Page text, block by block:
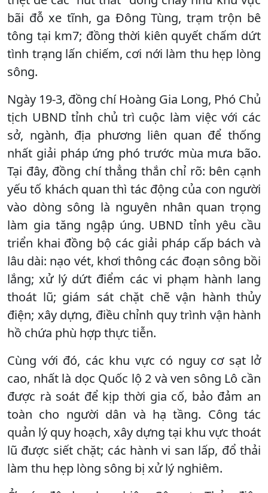
bãi đỗ xe tĩnh, ga Đông Tùng, trạm trộn bê
tông tại km7; đồng thời kiên quyết chấm dứt
tình trạng lấn chiếm, cơi nới làm thu hẹp lòng
sông.
Ngày 19-3, đồng chí Hoàng Gia Long, Phó Chủ
tịch UBND tỉnh chủ trì cuộc làm việc với các
sở, ngành, địa phương liên quan để thống
nhất giải pháp ứng phó trước mùa mưa bão.
Tại đây, đồng chí thẳng thắn chỉ rõ: bên cạnh
yếu tố khách quan thì tác động của con người
vào dòng sông là nguyên nhân quan trọng
làm gia tăng ngập úng. UBND tỉnh yêu cầu
triển khai đồng bộ các giải pháp cấp bách và
lâu dài: nạo vét, khơi thông các đoạn sông bồi
lắng; xử lý dứt điểm các vi phạm hành lang
thoát lũ; giám sát chặt chẽ vận hành thủy
điện; xây dựng, điều chỉnh quy trình vận hành
hồ chứa phù hợp thực tiễn.
Cùng với đó, các khu vực có nguy cơ sạt lở
cao, nhất là dọc Quốc lộ 2 và ven sông Lô cần
được rà soát để kịp thời gia cố, bảo đảm an
toàn cho người dân và hạ tầng. Công tác
quản lý quy hoạch, xây dựng tại khu vực thoát
lũ được siết chặt; các hành vi san lấp, đổ thải
làm thu hẹp lòng sông bị xử lý nghiêm.